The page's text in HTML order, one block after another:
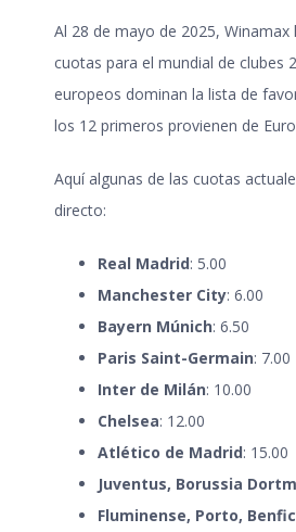
Al 28 de mayo de 2025, Winamax
cuotas para el mundial de clubes
europeos dominan la lista de
los 12 primeros provienen de
Aquí algunas de las cuotas
directo:
Real Madrid: 5.00
Manchester City: 6.00
Bayern Múnich: 6.50
Paris Saint-Germain: 7.00
Inter de Milán: 10.00
Chelsea: 12.00
Atlético de Madrid: 15.00
Juventus, Borussia
Fluminense, Porto,